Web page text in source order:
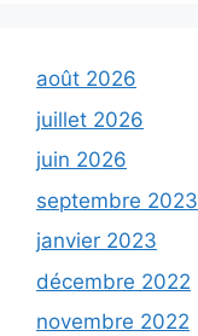
août 2026
juillet 2026
juin 2026
septembre 2023
janvier 2023
décembre 2022
novembre 2022